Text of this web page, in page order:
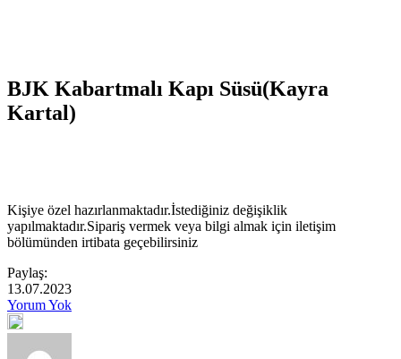
BJK Kabartmalı Kapı Süsü(Kayra
Kartal)
Kişiye özel hazırlanmaktadır.İstediğiniz değişiklik
yapılmaktadır.Sipariş vermek veya bilgi almak için iletişim
bölümünden irtibata geçebilirsiniz
Paylaş:
13.07.2023
Yorum Yok